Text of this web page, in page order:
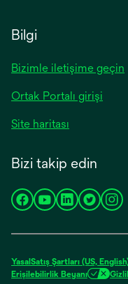
Bilgi
Bizimle iletişime geçin
Ortak Portalı girişi
Site haritası
Bizi takip edin
opens
new
tab
opens
new
tab
opens
new
tab
opens
new
tab tab
Yasal Satış Şartları (US,
Erişilebilirlik Beyanı